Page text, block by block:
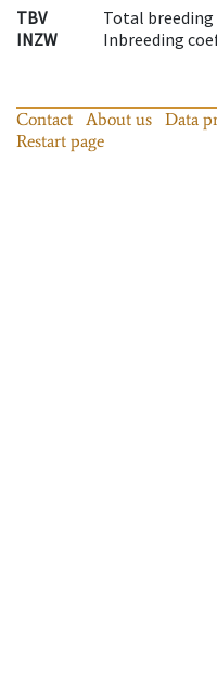
TBV
Total breeding
INZW
Inbreeding
Contact About us Data
Restart page